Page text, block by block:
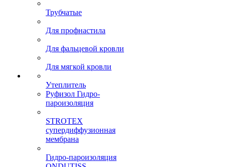
Трубчатые
Для профнастила
Для фальцевой кровли
Для мягкой кровли
Утеплитель
Руфизол Гидро-
пароизоляция
STROTEX
супердиффузионная
мембрана
Гидро-пароизоляция